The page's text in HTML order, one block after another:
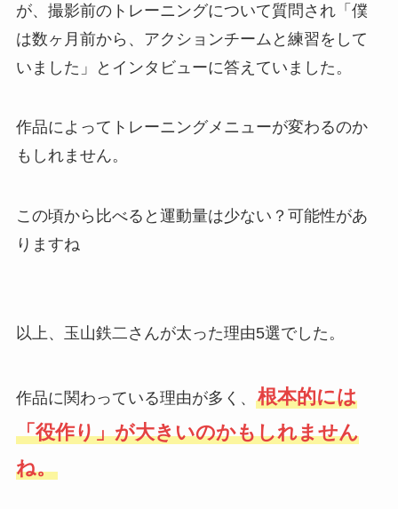
が、撮影前のトレーニングについて質問され「僕
は数ヶ月前から、アクションチームと練習をして
いました」とインタビューに答えていました。
作品によってトレーニングメニューが変わるのか
もしれません。
この頃から比べると運動量は少ない？可能性があ
りますね
以上、玉山鉄二さんが太った理由5選でした。
作品に関わっている理由が多く、 根本的には
「役作り」が大きいのかもしれません
ね。